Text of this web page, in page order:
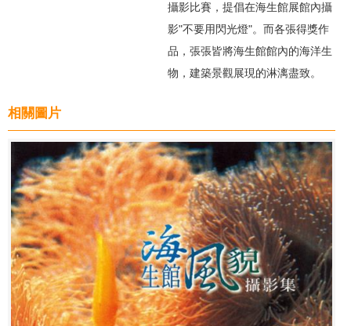
攝影比賽，提倡在海生館展館內攝
影"不要用閃光燈"。而各張得獎作
品，張張皆將海生館館內的海洋生
物，建築景觀展現的淋漓盡致。
相關圖片